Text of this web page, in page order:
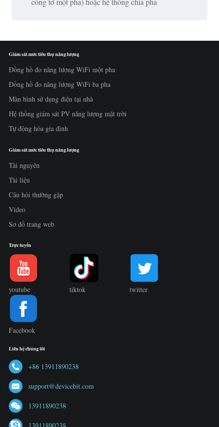
Giám sát mức tiêu thụ năng lượng
Đồng hồ đo năng lượng WiFi một pha
Đồng hồ đo năng lượng WiFi ba pha
Màn hình sử dụng điện tại nhà
Hệ thống giám sát PV năng lượng mặt trời
Tự động hóa gia đình
Giám sát mức tiêu thụ năng lượng
Tài nguyên
Tài liệu
Câu hỏi thường gặp
Video
Sơ đồ trang web
Trực tuyến
youtube tiktok twitter
Facebook
Liên hệ chúng tôi
+86 13911890238
support@devicebit.com
13911890238